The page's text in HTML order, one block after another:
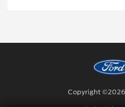
Copyright ©2026